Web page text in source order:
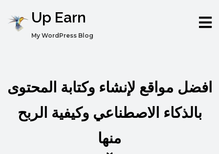
Up Earn
My WordPress Blog
افضل مواقع لإنشاء وكتابة المحتوى
بالذكاء الاصطناعي وكيفية الربح
منها